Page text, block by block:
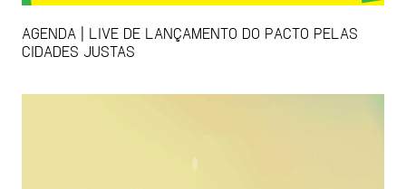
AGENDA | LIVE DE LANÇAMENTO DO PACTO PELAS
CIDADES JUSTAS